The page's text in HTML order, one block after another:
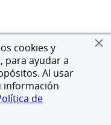
cookies y
para ayudar a
Al usar
información
de